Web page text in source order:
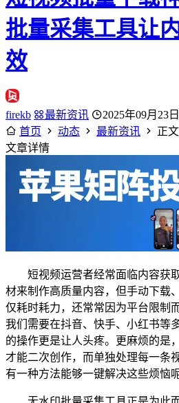
批量采集工具让
效
firekb 最新资讯 2025年09月23日
首页
动态 最新资讯
正文
文章详情
短视频运营者经常面临内容获
材来制作高质量内容，但手动下载
仅耗时耗力，还常常因为平台限制
我们需要在抖音、快手、小红书等
的操作更是让人头疼。更麻烦的是
才能二次创作，而单独处理每一条
有一种方法能够一键解决这些烦恼呢